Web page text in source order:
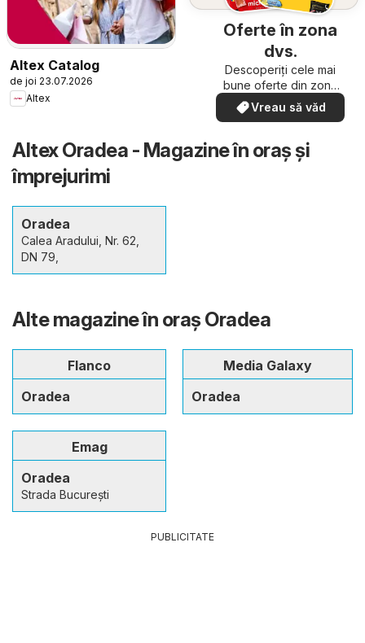
Altex Catalog
de joi 23.07.2026
Altex
Oferte în zona
dvs.
Descoperiți cele mai
bune oferte din zona
dumneavoastră
Vreau să văd
Altex Oradea - Magazine în oraş şi
împrejurimi
Oradea
Calea Aradului, Nr. 62,
DN 79,
Alte magazine în oraş Oradea
Flanco
Oradea
Media Galaxy
Oradea
Emag
Oradea
Strada București
PUBLICITATE